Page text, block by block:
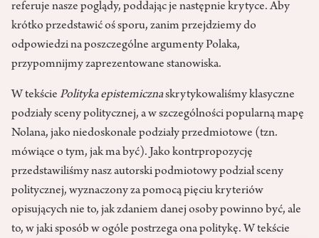
referuje nasze poglądy, poddając je następnie krytyce. Aby
krótko przedstawić oś sporu, zanim przejdziemy do
odpowiedzi na poszczególne argumenty Polaka,
przypomnijmy zaprezentowane stanowiska.
W tekście Polityka epistemicznaskrytykowaliśmy klasyczne
podziały sceny politycznej, a w szczególności popularną mapę
Nolana, jako niedoskonałe podziały przedmiotowe (tzn.
mówiące o tym, jak ma być). Jako kontrpropozycję
przedstawiliśmy nasz autorski podmiotowy podział sceny
politycznej, wyznaczony za pomocą pięciu kryteriów
opisujących nie to, jak zdaniem danej osoby powinno być, ale
to, w jaki sposób w ogóle postrzega ona politykę. W tekście